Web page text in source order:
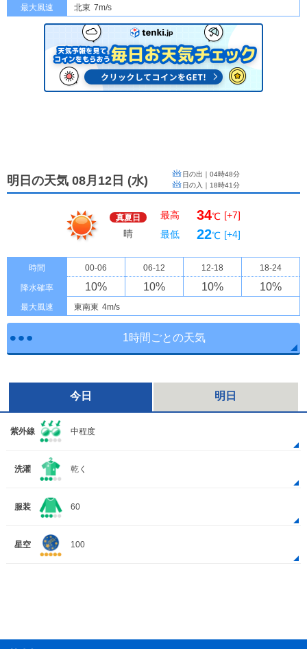
最大風速 北東 7m/s
明日の天気 08月12日 (水) 日の出｜ 04時48分
日の入｜ 18時41分
真夏日
晴
最高 34℃ [+7]
最低
22℃ [+4]
時間 00-06 06-12 12-18 18-24
降水確率 10% 10% 10% 10%
最大風速 東南東 4m/s
1時間ごとの天気
今日 明日
紫外線 中程度
洗濯 乾く
服装 60
星空 100